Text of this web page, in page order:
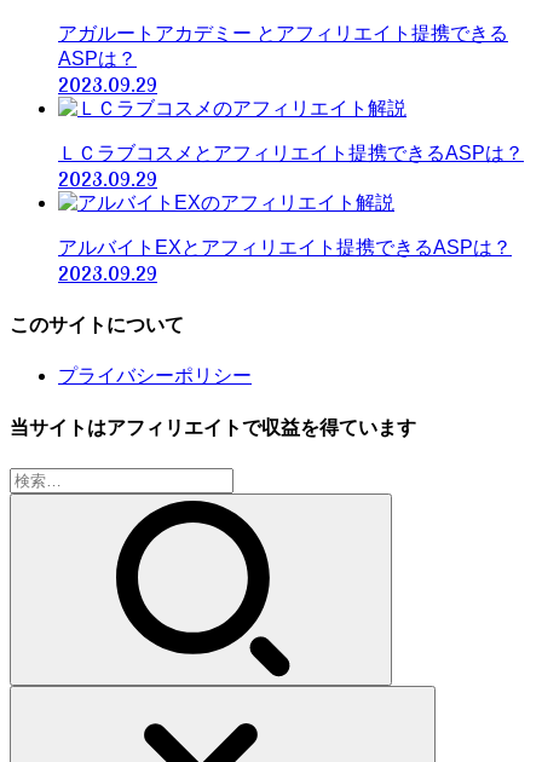
アガルートアカデミー とアフィリエイト提携できる
ASPは？
2023.09.29
ＬＣラブコスメとアフィリエイト提携できるASPは？
2023.09.29
アルバイトEXとアフィリエイト提携できるASPは？
2023.09.29
このサイトについて
プライバシーポリシー
当サイトはアフィリエイトで収益を得ています
検
索: